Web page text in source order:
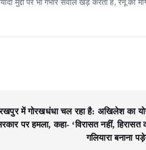
मुद्दों पर भी गंभीर सवाल खड़े करता है, रेनू की
में गोरखधंधा चल रहा है: अखिलेश का
पर हमला, कहा- ‘विरासत नहीं, हिरासत
गलियारा बनाना